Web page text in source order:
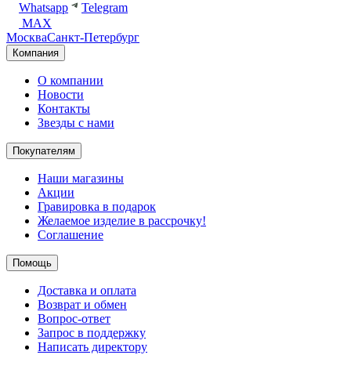
Whatsapp
Telegram
MAX
МоскваСанкт-Петербург
Компания
О компании
Новости
Контакты
Звезды с нами
Покупателям
Наши магазины
Акции
Гравировка в подарок
Желаемое изделие в рассрочку!
Соглашение
Помощь
Доставка и оплата
Возврат и обмен
Вопрос-ответ
Запрос в поддержку
Написать директору